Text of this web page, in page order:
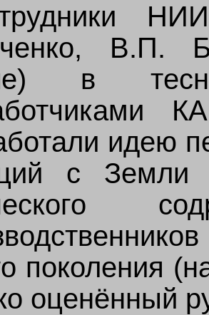
В.П.
в
идею
с Земли
поколения
оценённый